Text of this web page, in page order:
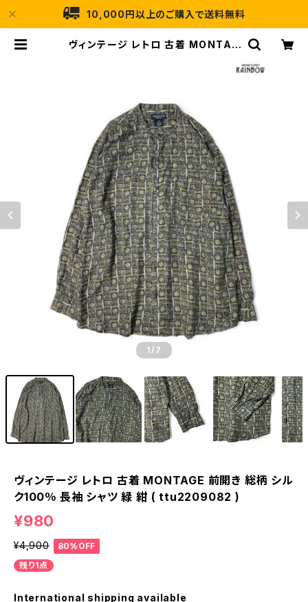
10,000円以上のご購入で送料無料
ヴィンテージ レトロ 古着 MONTAG
ャツ 緑 紺 ( ttu2209082 ) | 古着
1 /7
ヴィンテージ レトロ 古着 MONTAGE 前開き 総柄 シル
ク100％ 長袖 シャツ 緑 紺 ( ttu2209082 )
¥980
¥4,900
80%OFF
残り1点
International shipping available